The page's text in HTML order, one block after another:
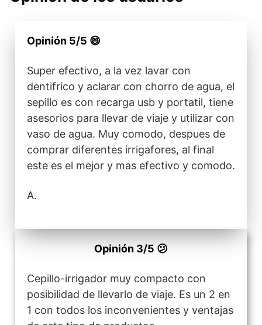
Opinión 5/5 😄
Super efectivo, a la vez lavar con
dentifrico y aclarar con chorro de agua, el
sepillo es con recarga usb y portatil, tiene
asesorios para llevar de viaje y utilizar con
vaso de agua. Muy comodo, despues de
comprar diferentes irrigafores, al final
este es el mejor y mas efectivo y comodo.
A.
Opinión 3/5 😕
Cepillo-irrigador muy compacto con
posibilidad de llevarlo de viaje. Es un 2 en
1 con todos los inconvenientes y ventajas